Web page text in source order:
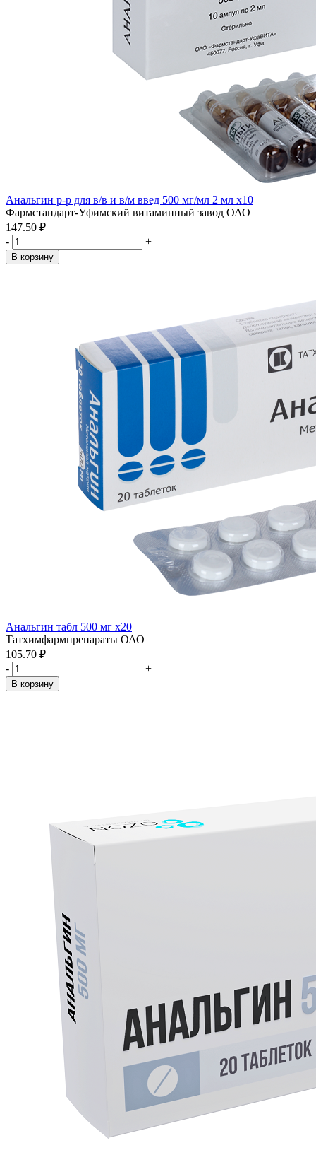
Анальгин р-р для в/в и в/м введ 500 мг/мл 2 мл x10
Фармстандарт-Уфимский витаминный завод ОАО
147.50 ₽
-
+
В корзину
Анальгин табл 500 мг x20
Татхимфармпрепараты ОАО
105.70 ₽
-
+
В корзину